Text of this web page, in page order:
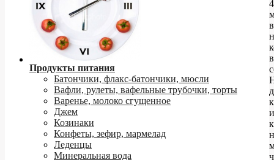
Продукты питания
Батончики, флакс-батончики, мюсли
Вафли, рулеты, вафельные трубочки, торты
Варенье, молоко сгущенное
Джем
Козинаки
Конфеты, зефир, мармелад
Леденцы
Минеральная вода
в
и